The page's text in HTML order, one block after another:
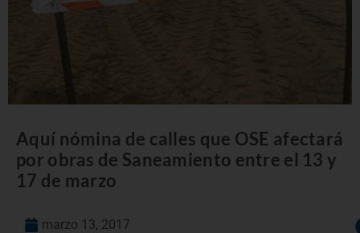
Aquí nómina de calles que OSE afectará
por obras de Saneamiento entre el 13 y
17 de marzo
marzo 13, 2017